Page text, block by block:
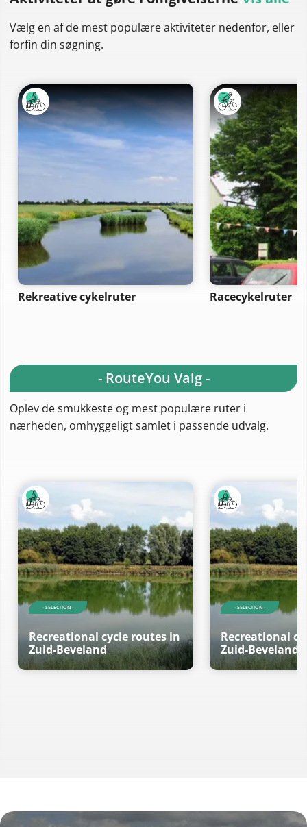
Vælg en af de mest populære aktiviteter nedenfor, eller
forfin din søgning.
Rekreative cykelruter Racecykelruter
- RouteYou Valg -
Oplev de smukkeste og mest populære ruter i
nærheden, omhyggeligt samlet i passende udvalg.
- SELECTION -
Recreational cycle routes in
Zuid-Beveland
- SELECTION -
Recreational
Zuid-Beveland